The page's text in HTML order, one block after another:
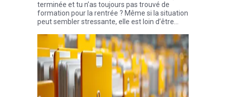
terminée et tu n’as toujours pas trouvé de
formation pour la rentrée ? Même si la situation
peut sembler stressante, elle est loin d’être
candidats décrochent une place au cours de
l’été, parfois seulement quelques semaines
avant la rentrée. Zoom sur 6 solutions pour
trouver ton école pour la rentrée.